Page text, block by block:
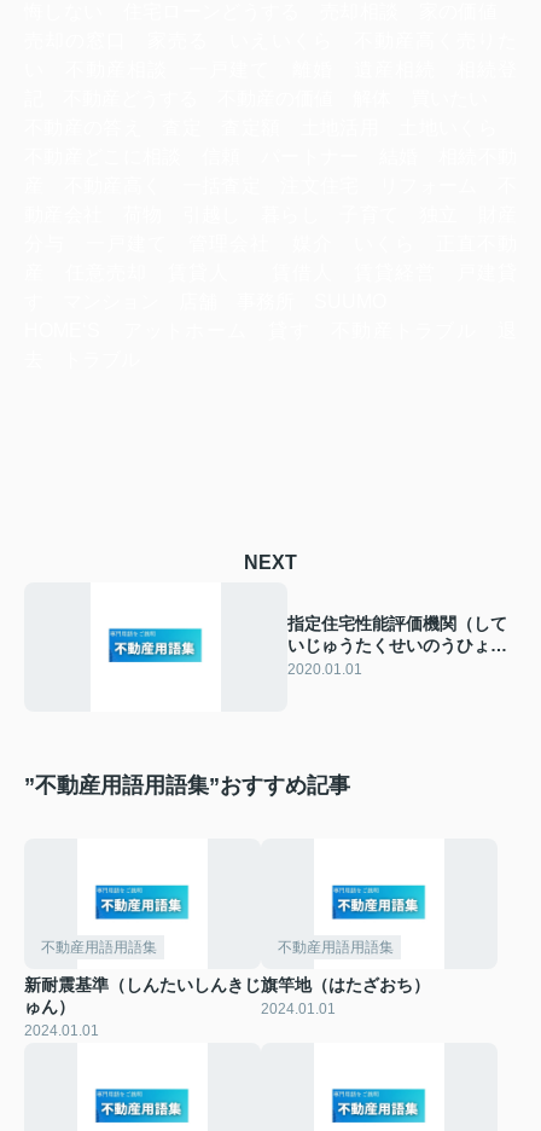
NEXT
指定住宅性能評価機関（して
いじゅうたくせいのうひょう
かきかん）
2020.01.01
”不動産用語用語集”おすすめ記事
不動産用語用語集
新耐震基準（しんたいしんきじ
ゅん）
2024.01.01
不動産用語用語集
旗竿地（はたざおち）
2024.01.01